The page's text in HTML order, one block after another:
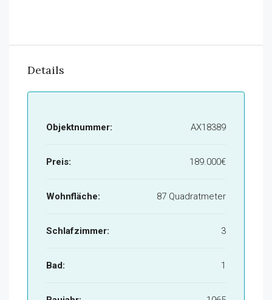
Details
Objektnummer: AX18389
Preis: 189.000€
Wohnfläche: 87 Quadratmeter
Schlafzimmer: 3
Bad: 1